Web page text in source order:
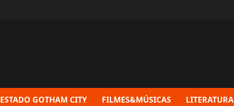
ESTADO GOTHAM CITY FILMES&MÚSICAS LITERATURA